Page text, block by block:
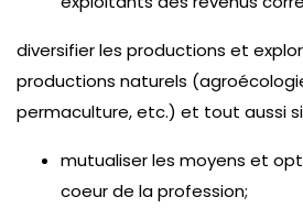
diversifier les productions et
productions naturels
permaculture, etc.) et tout aussi
mutualiser les moyens et
coeur de la profession;